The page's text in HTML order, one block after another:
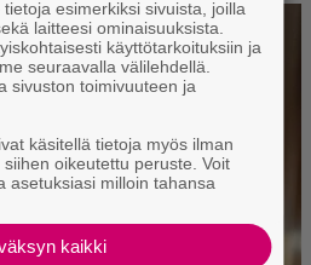
esimerkiksi sivuista, joilla
laitteesi ominaisuuksista.
käyttötarkoituksiin ja
seuraavalla välilehdellä.
sivuston toimivuuteen ja
käsitellä tietoja myös ilman
oikeutettu peruste. Voit
asetuksiasi milloin tahansa
kaikki